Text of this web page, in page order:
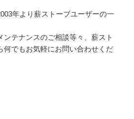
年より薪ストーブユーザーの一
ンテナンスのご相談等々、薪スト
何でもお気軽にお問い合わせくだ